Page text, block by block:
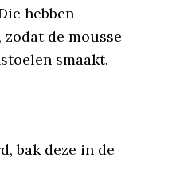
hebben
de mousse
smaakt.
bak deze in de